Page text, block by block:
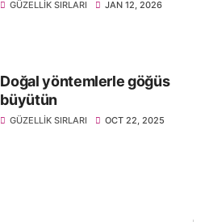
GÜZELLIK SIRLARI JAN 12, 2026
Doğal yöntemlerle göğüs
büyütün
GÜZELLIK SIRLARI OCT 22, 2025